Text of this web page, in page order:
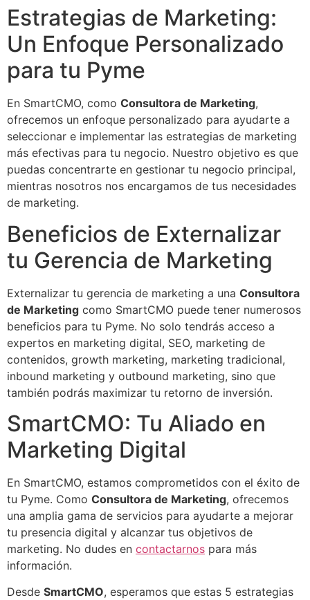
Estrategias de Marketing:
Un Enfoque Personalizado
para tu Pyme
En SmartCMO, como Consultora de Marketing,
ofrecemos un enfoque personalizado para ayudarte a
seleccionar e implementar las estrategias de marketing
más efectivas para tu negocio. Nuestro objetivo es que
puedas concentrarte en gestionar tu negocio principal,
mientras nosotros nos encargamos de tus necesidades
de marketing.
Beneficios de Externalizar
tu Gerencia de Marketing
Externalizar tu gerencia de marketing a una Consultora
de Marketing como SmartCMO puede tener numerosos
beneficios para tu Pyme. No solo tendrás acceso a
expertos en marketing digital, SEO, marketing de
contenidos, growth marketing, marketing tradicional,
inbound marketing y outbound marketing, sino que
también podrás maximizar tu retorno de inversión.
SmartCMO: Tu Aliado en
Marketing Digital
En SmartCMO, estamos comprometidos con el éxito de
tu Pyme. Como Consultora de Marketing, ofrecemos
una amplia gama de servicios para ayudarte a mejorar
tu presencia digital y alcanzar tus objetivos de
marketing. No dudes en contactarnos para más
información.
Desde SmartCMO, esperamos que estas 5 estrategias